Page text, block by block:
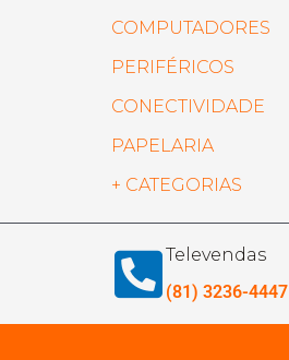
COMPUTADORES
PERIFÉRICOS
CONECTIVIDADE
PAPELARIA
+ CATEGORIAS
Televendas
(81) 3236-4447